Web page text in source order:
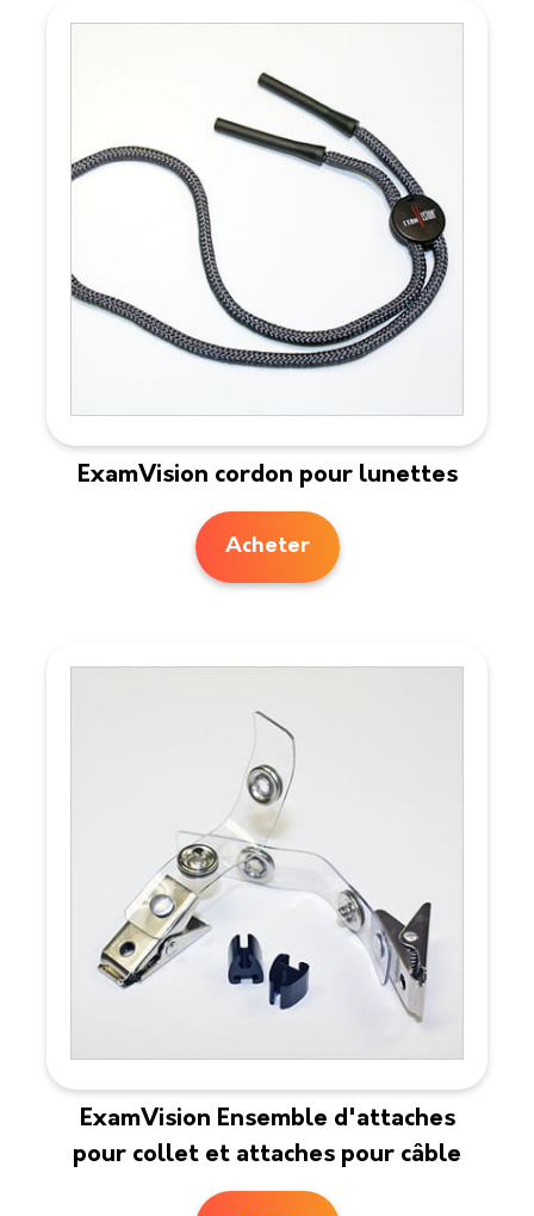
ExamVision cordon pour lunettes
Acheter
ExamVision Ensemble d'attaches
pour collet et attaches pour câble